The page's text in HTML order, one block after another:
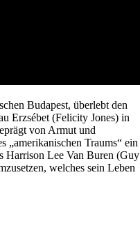
Budapest, überlebt den
Erzsébet (Felicity Jones) in
von Armut und
„amerikanischen Traums“ ein
Harrison Lee Van Buren (Guy
welches sein Leben